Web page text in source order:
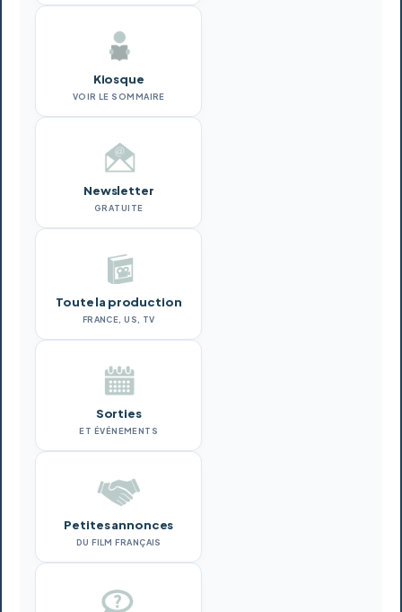
Kiosque
VOIR LE SOMMAIRE
Newsletter
GRATUITE
Toute la production
FRANCE, US, TV
Sorties
ET ÉVÉNEMENTS
Petites annonces
DU FILM FRANÇAIS